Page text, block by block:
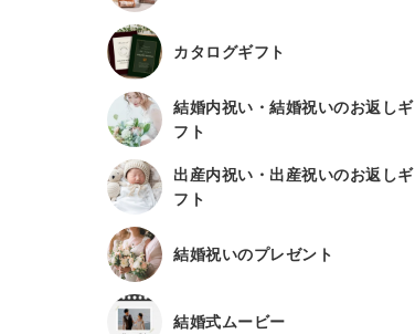
カタログギフト
結婚内祝い・結婚祝いのお返しギ
フト
出産内祝い・出産祝いのお返しギ
フト
結婚祝いのプレゼント
結婚式ムービー